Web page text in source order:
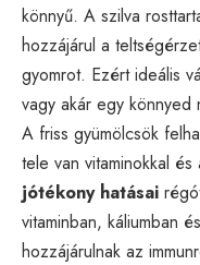
könnyű. A szilva
hozzájárul a
gyomrot. Ezért ideális
vagy akár egy könnyed
A friss gyümölcsök
tele van vitaminokkal
jótékony hatásai
vitaminban, káliumban
hozzájárulnak az